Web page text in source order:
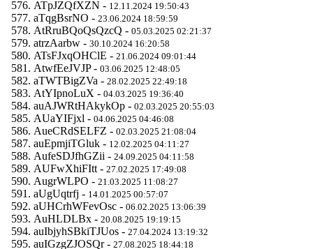
ATpJZQfXZN - 12.11.2024 19:50:43
aTqgBsrNO - 23.06.2024 18:59:59
AtRruBQoQsQzcQ - 05.03.2025 02:21:37
atrzAarbw - 30.10.2024 16:20:58
ATsFJxqOHClE - 21.06.2024 09:01:44
AtwfEeJVJP - 03.06.2025 12:48:05
aTWTBigZVa - 28.02.2025 22:49:18
AtYIpnoLuX - 04.03.2025 19:36:40
auAJWRtHAkykOp - 02.03.2025 20:55:03
AUaYIFjxl - 04.06.2025 04:46:08
AueCRdSELFZ - 02.03.2025 21:08:04
auEpmjiTGluk - 12.02.2025 04:11:27
AufeSDJfhGZii - 24.09.2025 04:11:58
AUFwXhiFItt - 27.02.2025 17:49:08
AugrWLPO - 21.03.2025 11:08:27
aUgUqtrfj - 14.01.2025 00:57:07
aUHCrhWFevOsc - 06.02.2025 13:06:39
AuHLDLBx - 20.08.2025 19:19:15
auIbjyhSBkiTJUos - 27.04.2024 13:19:32
auIGzgZJOSQr - 27.08.2025 18:44:18